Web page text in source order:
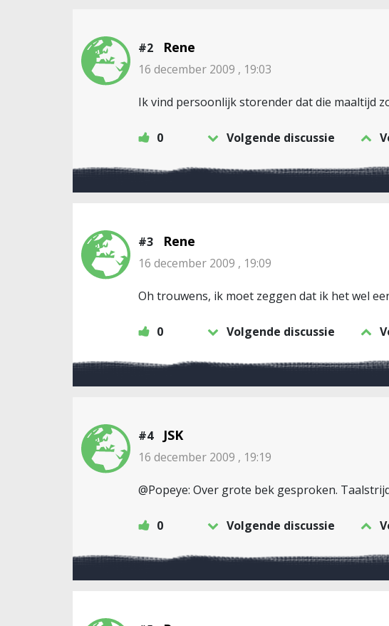
#2 Rene
16 december 2009 , 19:03
Ik vind persoonlijk storender dat die maaltijd
0 Volgende discussie
#3 Rene
16 december 2009 , 19:09
Oh trouwens, ik moet zeggen dat ik het wel
0 Volgende discussie
#4 JSK
16 december 2009 , 19:19
@Popeye: Over grote bek gesproken.
0 Volgende discussie